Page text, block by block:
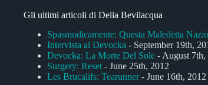
Gli ultimi articoli di Delia Bevilacqua
Spasmodicamente: Questa Maledetta
Intervista ai Devocka - September 19th,
Devocka: La Morte Del Sole - August 7th,
Surgery: Reset - June 25th, 2012
Les Brucalifs: Tearunner- June 16th, 2012